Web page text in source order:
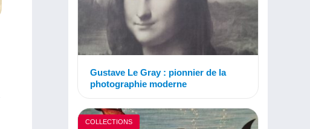
Gustave Le Gray : pionnier de la
photographie moderne
COLLECTIONS